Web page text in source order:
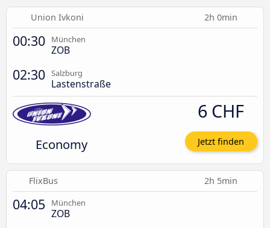
Union Ivkoni 2h 0min
00:30 München
ZOB
02:30 Salzburg
Lastenstraße
Economy
6 CHF
Jetzt finden
FlixBus 2h 5min
04:05 München
ZOB